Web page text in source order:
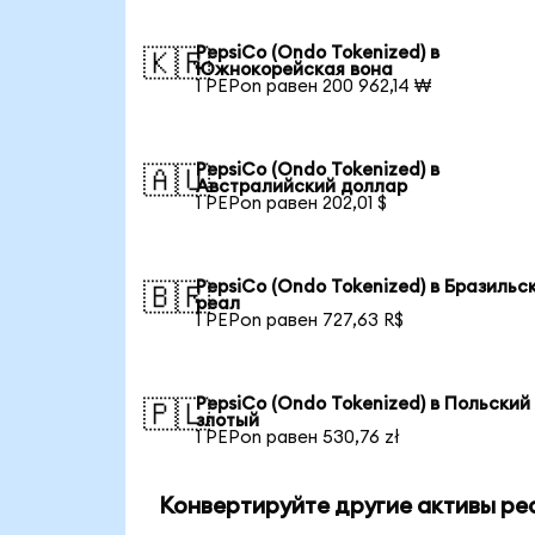
🇰🇷PepsiCo (Ondo Tokenized) в
Южнокорейская вона
1 PEPon равен 200 962,14 ₩
🇦🇺PepsiCo (Ondo Tokenized) в
Австралийский доллар
1 PEPon равен 202,01 $
🇧🇷PepsiCo (Ondo Tokenized) в
реал
1 PEPon равен 727,63 R$
🇵🇱PepsiCo (Ondo Tokenized) в Польский
злотый
1 PEPon равен 530,76 zł
Конвертируйте другие активы